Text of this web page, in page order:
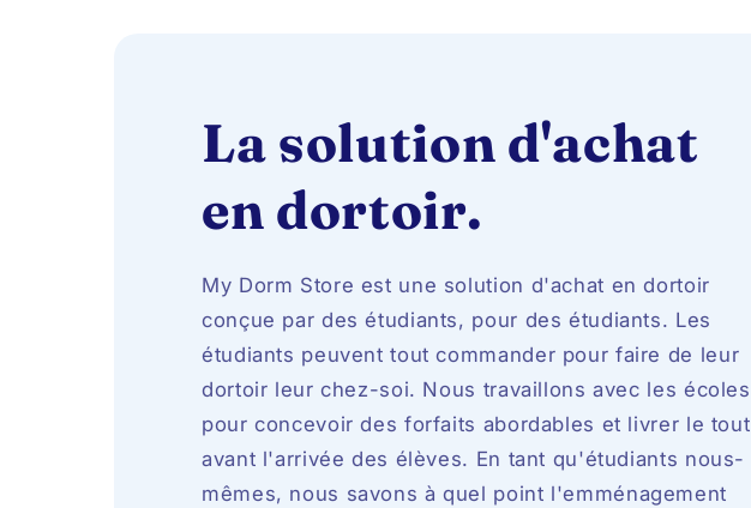
La solution d'achat
en dortoir.
My Dorm Store est une solution d'achat en dortoir
conçue par des étudiants, pour des étudiants. Les
étudiants peuvent tout commander pour faire de leur
dortoir leur chez-soi. Nous travaillons avec les écoles
pour concevoir des forfaits abordables et livrer le tout
avant l'arrivée des élèves. En tant qu'étudiants nous-
mêmes, nous savons à quel point l'emménagement